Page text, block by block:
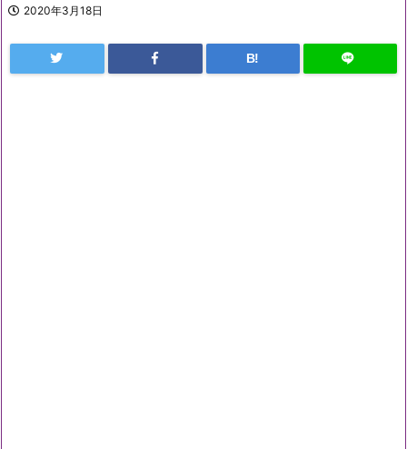
2020年3月18日
B!